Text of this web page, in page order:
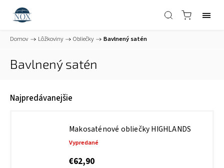
Domov / Lôžkoviny / Obliečky / Bavlnený satén
Bavlnený satén
Najpredávanejšie
Makosaténové obliečky HIGHLANDS
Vypredané
€62,90